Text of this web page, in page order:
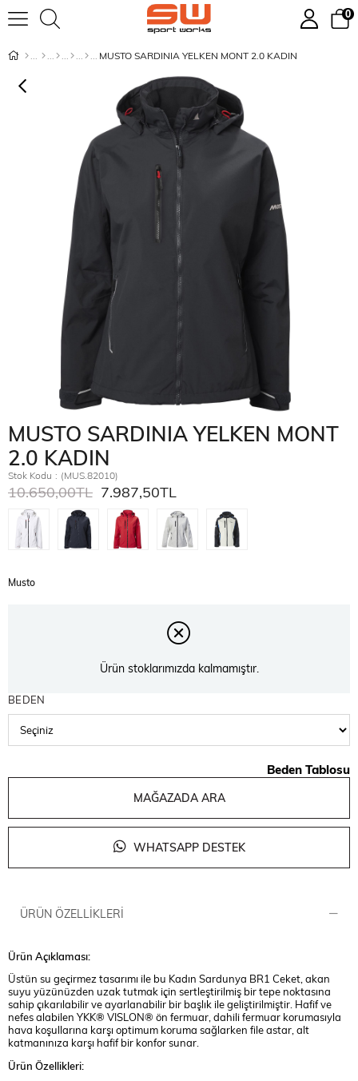
0
MUSTO SARDINIA YELKEN MONT 2.0 KADIN
MUSTO SARDINIA YELKEN MONT
2.0 KADIN
Stok Kodu (MUS.82010)
10.650,00TL 7.987,50TL
Musto
Ürün stoklarımızda kalmamıştır.
BEDEN
Beden Tablosu
MAĞAZADA ARA
WHATSAPP DESTEK
ÜRÜN ÖZELLIKLERI
Ürün Açıklaması:
Üstün su geçirmez tasarımı ile bu Kadın Sardunya BR1 Ceket, akan
suyu yüzünüzden uzak tutmak için sertleştirilmiş bir tepe noktasına
sahip çıkarılabilir ve ayarlanabilir bir başlık ile geliştirilmiştir. Hafif ve
nefes alabilen YKK® VISLON® ön fermuar, dahili fermuar korumasıyla
hava koşullarına karşı optimum koruma sağlarken file astar, alt
katmanınıza karşı hafif bir konfor sunar.
Ürün Özellikleri: